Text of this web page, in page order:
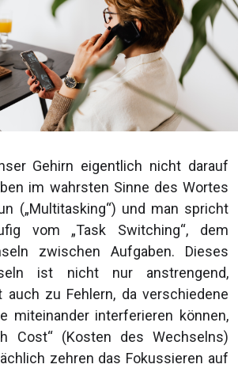
Gehirn eigentlich nicht darauf
im wahrsten Sinne des Wortes
(„Multitasking“) und man spricht
vom „Task Switching“, dem
zwischen Aufgaben. Dieses
ist nicht nur anstrengend,
auch zu Fehlern, da verschiedene
miteinander interferieren können,
Cost“ (Kosten des Wechselns)
zehren das Fokussieren auf